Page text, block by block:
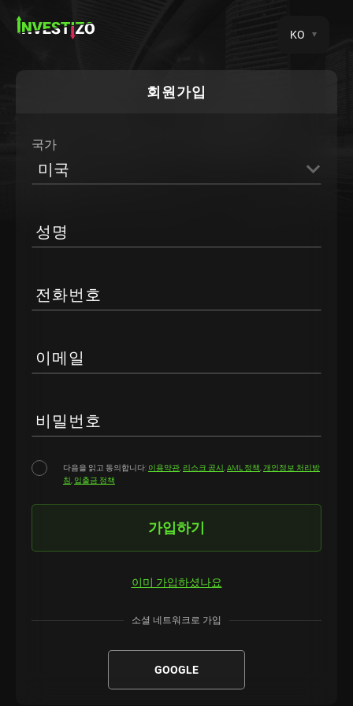
KO
회원가입
국가
미국
성명
전화번호
이메일
비밀번호
다음을 읽고 동의합니다: 이용약관 리스크 공시 AML 정책 개인정보 처리방
침 입출금 정책
가입하기
이미 가입하셨나요
소셜 네트워크로 가입
GOOGLE